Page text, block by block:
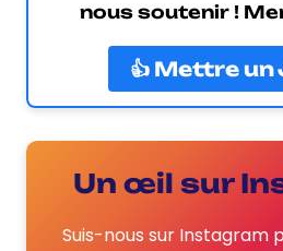
nous soutenir !
👍 Mettre un
Un œil sur
Suis-nous sur Instagram